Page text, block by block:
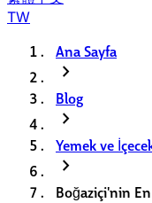
TW
Ana Sayfa
chevron_right
Blog
chevron_right
Yemek ve
chevron_right
Boğaziçi'nin